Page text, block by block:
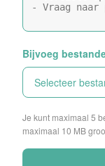
Bijvoeg
Selecteer
Je kunt maximaal 5
maximaal 10 MB